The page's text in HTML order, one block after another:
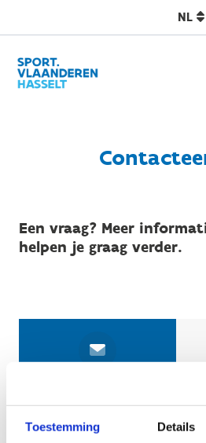
Toestemming Details
NL
Een vraag? Meer
helpen je graag verder.